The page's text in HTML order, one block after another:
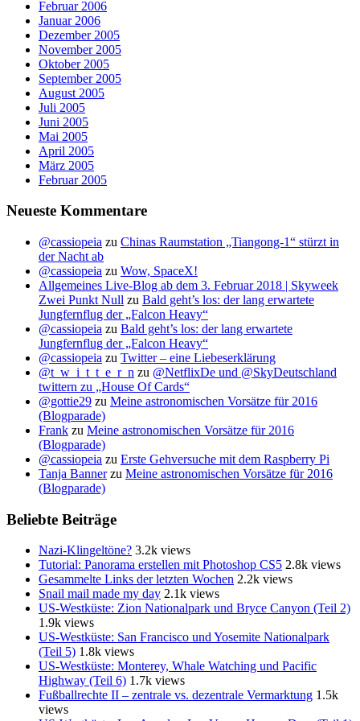
Februar 2006
Januar 2006
Dezember 2005
November 2005
Oktober 2005
September 2005
August 2005
Juli 2005
Juni 2005
Mai 2005
April 2005
März 2005
Februar 2005
Neueste Kommentare
@cassiopeia zu Chinas Raumstation „Tiangong-1“ stürzt in
der Nacht ab
@cassiopeia zu Wow, SpaceX!
Allgemeines Live-Blog ab dem 3. Februar 2018 | Skyweek
Zwei Punkt Null zu Bald geht’s los: der lang erwartete
Jungfernflug der „Falcon Heavy“
@cassiopeia zu Bald geht’s los: der lang erwartete
Jungfernflug der „Falcon Heavy“
@cassiopeia zu Twitter – eine Liebeserklärung
@t_w_i_t_t_e_r_n zu @NetflixDe und @SkyDeutschland
twittern zu „House Of Cards“
@gottie29 zu Meine astronomischen Vorsätze für 2016
(Blogparade)
Frank zu Meine astronomischen Vorsätze für 2016
(Blogparade)
@cassiopeia zu Erste Gehversuche mit dem Raspberry Pi
Tanja Bannerzu Meine astronomischen Vorsätze für 2016
(Blogparade)
Beliebte Beiträge
Nazi-Klingeltöne? 3.2k views
Tutorial: Panorama erstellen mit Photoshop CS5 2.8k views
Gesammelte Links der letzten Wochen 2.2k views
Snail mail made my day 2.1k views
US-Westküste: Zion Nationalpark und Bryce Canyon (Teil 2)
1.9k views
US-Westküste: San Francisco und Yosemite Nationalpark
(Teil 5) 1.8k views
US-Westküste: Monterey, Whale Watching und Pacific
Highway (Teil 6) 1.7k views
Fußballrechte II – zentrale vs. dezentrale Vermarktung 1.5k
views